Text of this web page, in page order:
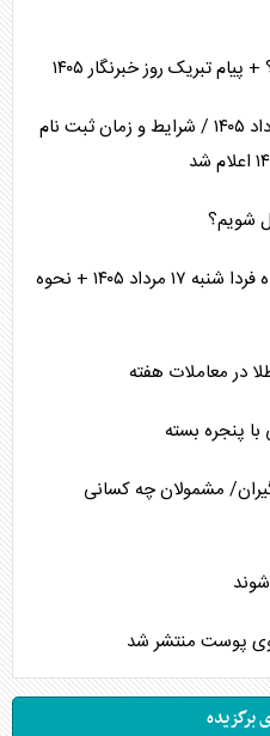
جدیدترین پیش فروش سایپا مرداد ۱۴۰۵ / شرایط و زمان ثبت نام
شویم؟
جدول قطعی برق استان کرمانشاه فردا شنبه ۱۷ مرداد ۱۴۰۵ + نحوه
پنجره بسته
مشمولان چه کسانی
پوست منتشر شد
برگزیده